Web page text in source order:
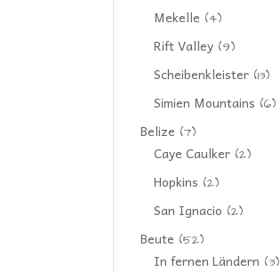
Mekelle (4)
Rift Valley (9)
Scheibenkleister (13)
Simien Mountains (6)
Belize (7)
Caye Caulker (2)
Hopkins (2)
San Ignacio (2)
Beute (52)
In fernen Ländern (3)